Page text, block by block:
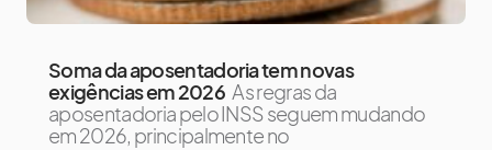
Soma da aposentadoria tem novas
exigências em 2026 As regras da
aposentadoria pelo INSS seguem mudando
em 2026, principalmente no